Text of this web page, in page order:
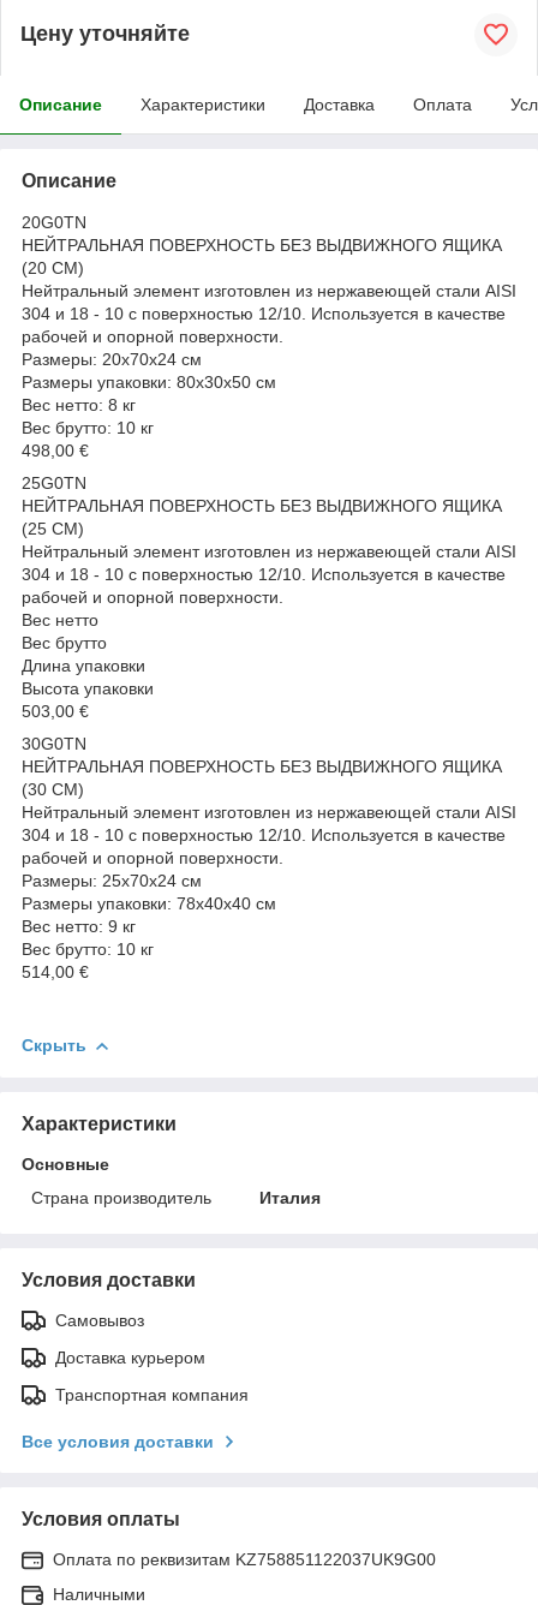
Цену уточняйте
Описание Характеристики Доставка Оплата
Описание
20G0TN
НЕЙТРАЛЬНАЯ ПОВЕРХНОСТЬ БЕЗ ВЫДВИЖНОГО ЯЩИКА
(20 СМ)
Нейтральный элемент изготовлен из нержавеющей стали AISI
304 и 18 - 10 с поверхностью 12/10. Используется в качестве
рабочей и опорной поверхности.
Размеры: 20x70x24 см
Размеры упаковки: 80x30x50 см
Вес нетто: 8 кг
Вес брутто: 10 кг
498,00 €
25G0TN
НЕЙТРАЛЬНАЯ ПОВЕРХНОСТЬ БЕЗ ВЫДВИЖНОГО ЯЩИКА
(25 СМ)
Нейтральный элемент изготовлен из нержавеющей стали AISI
304 и 18 - 10 с поверхностью 12/10. Используется в качестве
рабочей и опорной поверхности.
Вес нетто
Вес брутто
Длина упаковки
Высота упаковки
503,00 €
30G0TN
НЕЙТРАЛЬНАЯ ПОВЕРХНОСТЬ БЕЗ ВЫДВИЖНОГО ЯЩИКА
(30 СМ)
Нейтральный элемент изготовлен из нержавеющей стали AISI
304 и 18 - 10 с поверхностью 12/10. Используется в качестве
рабочей и опорной поверхности.
Размеры: 25x70x24 см
Размеры упаковки: 78x40x40 см
Вес нетто: 9 кг
Вес брутто: 10 кг
514,00 €
Скрыть
Характеристики
Основные
Страна производитель
Италия
Условия доставки
Самовывоз
Доставка курьером
Транспортная компания
Все условия доставки
Условия оплаты
Оплата по реквизитам KZ758851122037UK9G00
Наличными